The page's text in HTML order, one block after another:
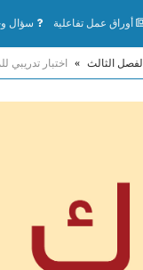
أوراق عمل تفاعلية سؤال
الفصل الثالث » اختبار تدريبي